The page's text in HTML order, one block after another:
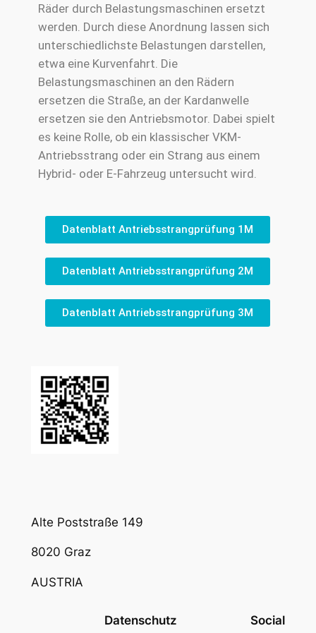
Räder durch Belastungsmaschinen ersetzt
werden. Durch diese Anordnung lassen sich
unterschiedlichste Belastungen darstellen,
etwa eine Kurvenfahrt. Die
Belastungsmaschinen an den Rädern
ersetzen die Straße, an der Kardanwelle
ersetzen sie den Antriebsmotor. Dabei spielt
es keine Rolle, ob ein klassischer VKM-
Antriebsstrang oder ein Strang aus einem
Hybrid- oder E-Fahrzeug untersucht wird.
Datenblatt Antriebsstrangprüfung 1M
Datenblatt Antriebsstrangprüfung 2M
Datenblatt Antriebsstrangprüfung 3M
Alte Poststraße 149
8020 Graz
AUSTRIA
Datenschutz Social